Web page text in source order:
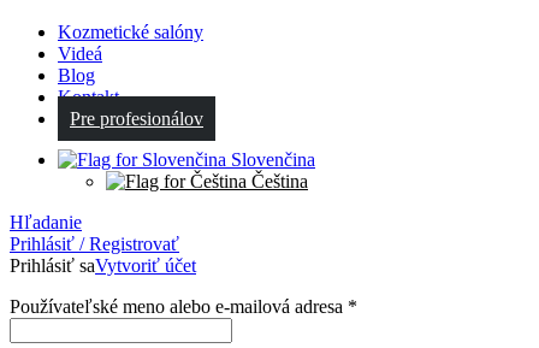
Kozmetické salóny
Videá
Blog
Kontakt
Pre profesionálov
Slovenčina
Čeština
Hľadanie
Prihlásiť / Registrovať
Prihlásiť saVytvoriť účet
Používateľské meno alebo e-mailová adresa *